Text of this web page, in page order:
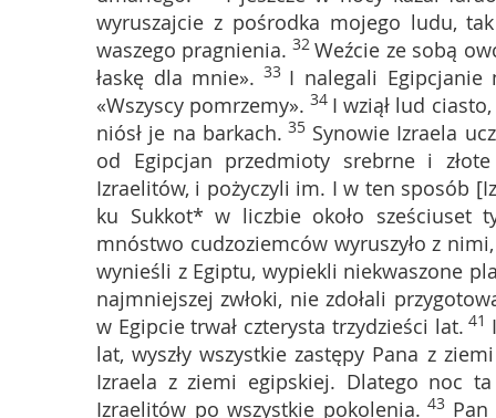
wyruszajcie z pośrodka mojego ludu,
waszego pragnienia. 32Weźcie ze sobą
łaskę dla mnie». 33 I nalegali
«Wszyscy pomrzemy». 34 I wziął lud
niósł je na barkach. 35 Synowie Izraela
od Egipcjan przedmioty srebrne i
Izraelitów, i pożyczyli im. I w ten sposób
ku Sukkot* w liczbie około sześciuset
mnóstwo cudzoziemców wyruszyło z
wynieśli z Egiptu, wypiekli niekwaszone
najmniejszej zwłoki, nie zdołali
w Egipcie trwał czterysta trzydzieści lat. 41
lat, wyszły wszystkie zastępy Pana z
Izraela z ziemi egipskiej. Dlatego noc
Izraelitów po wszystkie pokolenia. 43